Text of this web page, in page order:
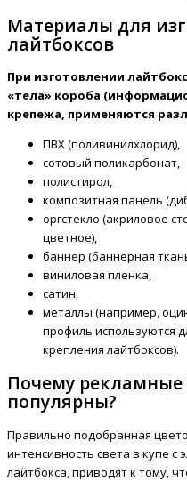
Материалы для
лайтбоксов
При изготовлении
«тела» короба
крепежа, применяются
ПВХ (поливинилхлорид),
сотовый поликарбонат,
полистирол,
композитная панель
оргстекло (акриловое
цветное),
баннер (баннерная
виниловая пленка,
сатин,
металлы (например,
профиль используются
крепления лайтбоксов).
Почему рекламные
популярны?
Правильно подобранная
интенсивность света в купе
лайтбокса, приводят к тому,